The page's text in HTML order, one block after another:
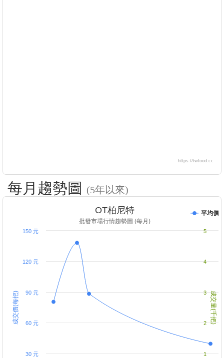
https://twfood.cc
每月趨勢圖 (5年以來)
成交價(每把) 成交量(千把)
OT柏尼特
批發市場行情趨勢圖 (每月)
平均價
30 元
60 元
90 元
120 元
150 元
1
2
3
4
5